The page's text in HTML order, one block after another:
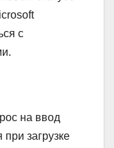
с
на ввод
загрузке